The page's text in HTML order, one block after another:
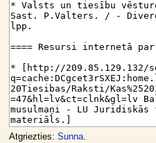
Atgriezties: Sunna.